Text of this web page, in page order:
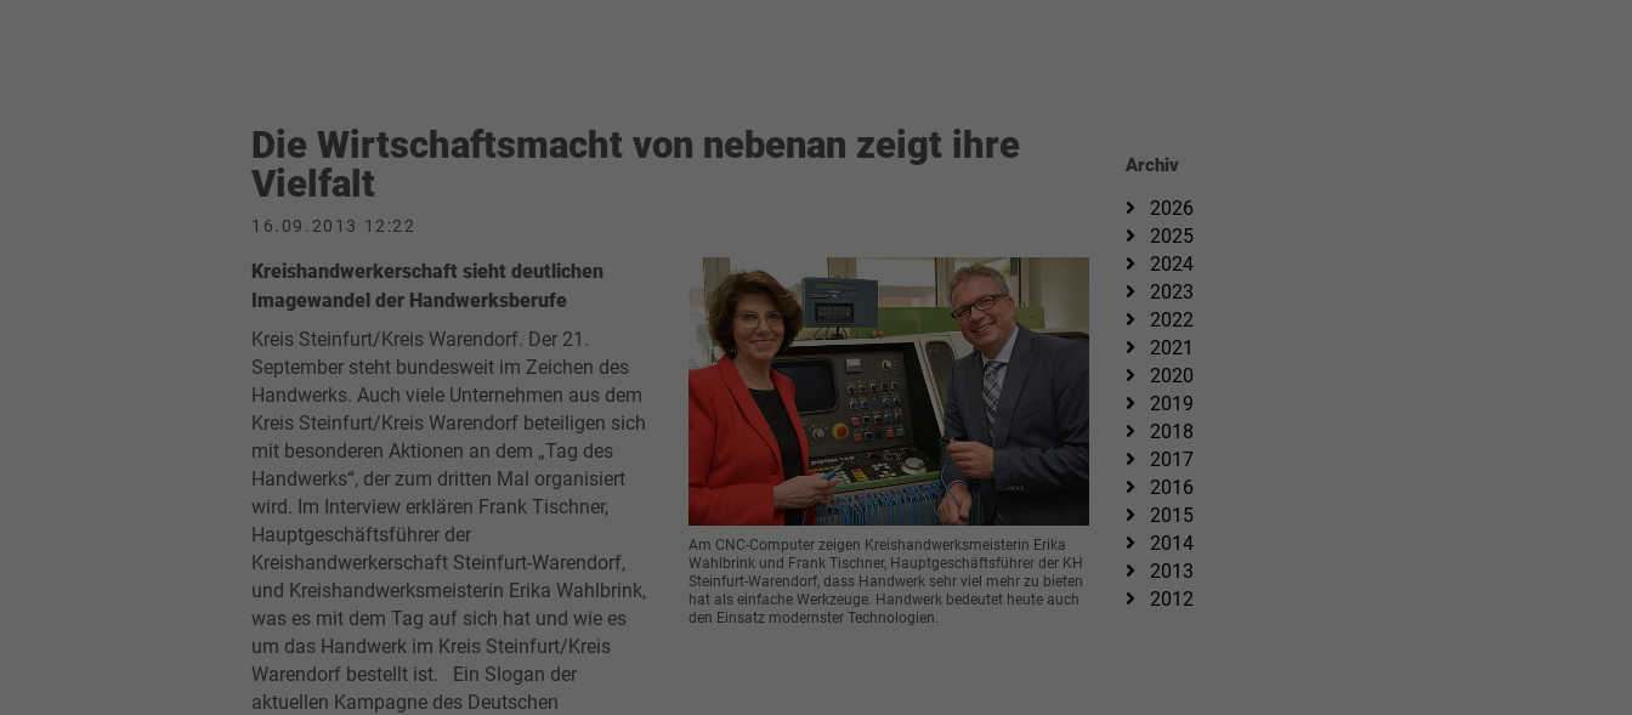
Die Wirtschaftsmacht von nebenan zeigt ihre
Vielfalt
16.09.2013 12:22
Kreishandwerkerschaft sieht deutlichen
Imagewandel der Handwerksberufe
Kreis Steinfurt/Kreis Warendorf. Der 21.
September steht bundesweit im Zeichen des
Handwerks. Auch viele Unternehmen aus dem
Kreis Steinfurt/Kreis Warendorf beteiligen sich
mit besonderen Aktionen an dem „Tag des
Handwerks“, der zum dritten Mal organisiert
wird. Im Interview erklären Frank Tischner,
Hauptgeschäftsführer der
Kreishandwerkerschaft Steinfurt-Warendorf,
und Kreishandwerksmeisterin Erika Wahlbrink,
was es mit dem Tag auf sich hat und wie es
um das Handwerk im Kreis Steinfurt/Kreis
Warendorf bestellt ist. Ein Slogan der
aktuellen Kampagne des Deutschen
Am CNC-Computer zeigen Kreishandwerksmeisterin Erika
Wahlbrink und Frank Tischner, Hauptgeschäftsführer der KH
Steinfurt-Warendorf, dass Handwerk sehr viel mehr zu bieten
hat als einfache Werkzeuge. Handwerk bedeutet heute auch
den Einsatz modernster Technologien.
Archiv
2026
2025
2024
2023
2022
2021
2020
2019
2018
2017
2016
2015
2014
2013
2012